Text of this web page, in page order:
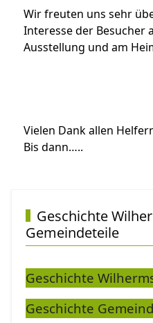
Wir freuten uns sehr
Interesse der Besucher
Ausstellung und am
Vielen Dank allen
Bis dann…..
Geschichte
Gemeindeteile
Geschichte
Geschichte